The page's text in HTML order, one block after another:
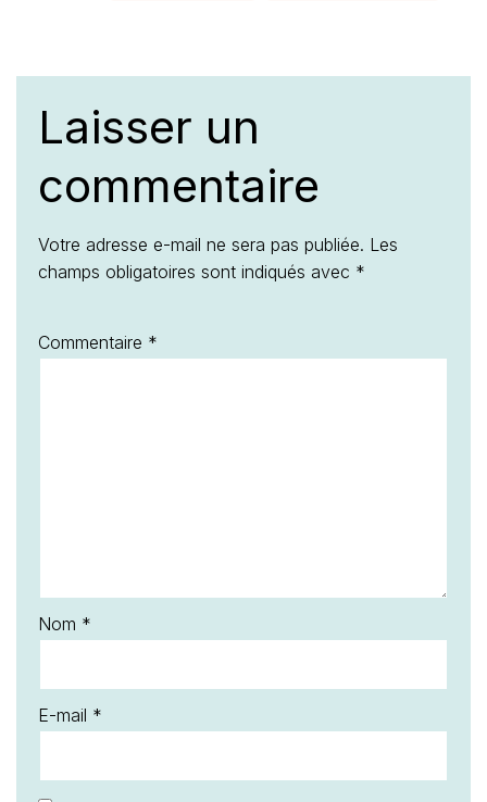
Laisser un
commentaire
Votre adresse e-mail ne sera pas publiée. Les
champs obligatoires sont indiqués avec *
Commentaire *
Nom *
E-mail *